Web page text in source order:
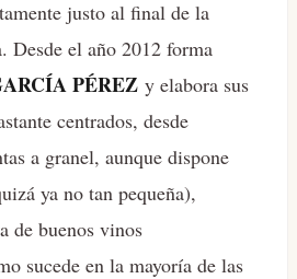
justo al final de la
Desde el año 2012 forma
PÉREZ y elabora sus
centrados, desde
a granel, aunque dispone
ya no tan pequeña),
de buenos vinos
sucede en la mayoría de las